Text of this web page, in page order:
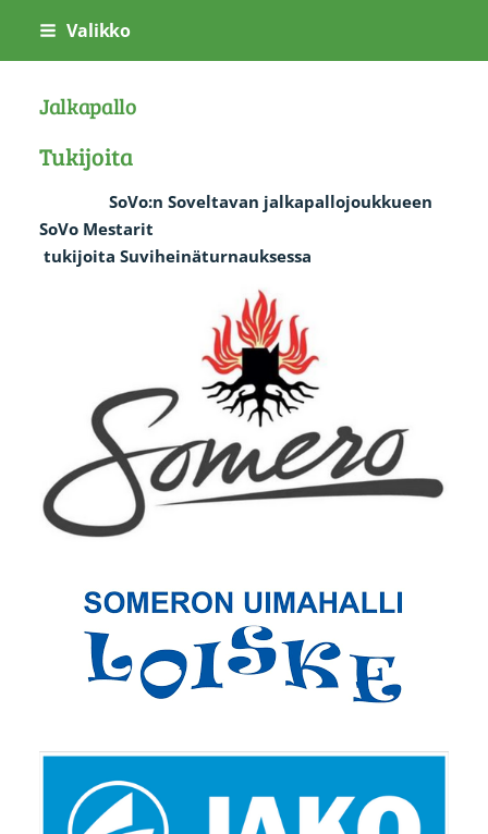
Siirry
Valikko
Jalkapallo
Tukijoita
SoVo:n Soveltavan jalkapallojoukkueen
SoVo Mestarit
tukijoita Suviheinäturnauksessa